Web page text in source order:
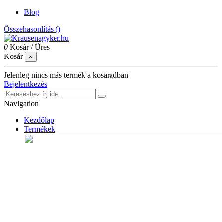
Blog
Összehasonlítás ()
0 Kosár /Üres
Kosár
×
Jelenleg nincs más termék a kosaradban
Bejelentkezés
Navigation
Kezdőlap
Termékek